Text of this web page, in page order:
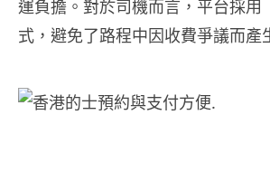
運負擔。對於司機而言，平台採用
式，避免了路程中因收費爭議而產